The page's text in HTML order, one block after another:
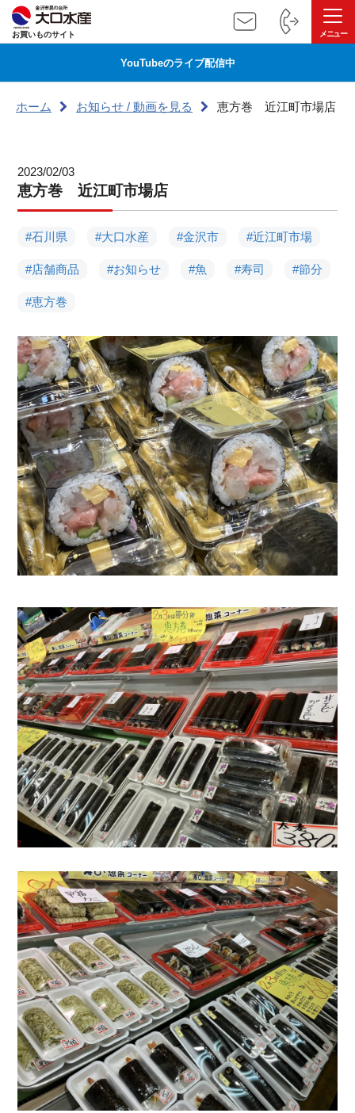
お買いものサイト
YouTubeのライブ配信中
ホーム お知らせ / 動画を見る 恵方巻 近江町市場店
2023/02/03
恵方巻 近江町市場店
#石川県 #大口水産 #金沢市 #近江町市場
#店舗商品 #お知らせ #魚 #寿司 #節分
#恵方巻